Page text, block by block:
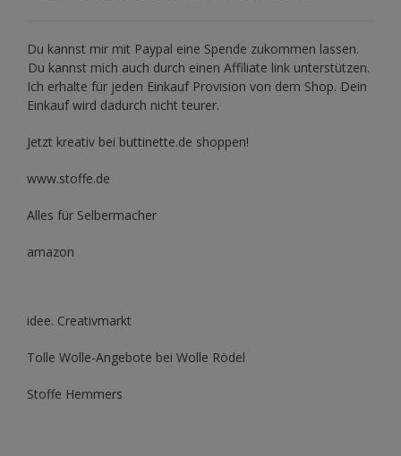
Du kannst mir mit Paypal eine Spende zukommen lassen.
Du kannst mich auch durch einen Affiliate link unterstützen.
Ich erhalte für jeden Einkauf Provision von dem Shop. Dein
Einkauf wird dadurch nicht teurer.
Jetzt kreativ bei buttinette.de shoppen!
www.stoffe.de
Alles für Selbermacher
amazon
idee. Creativmarkt
Tolle Wolle-Angebote bei Wolle Rödel
Stoffe Hemmers